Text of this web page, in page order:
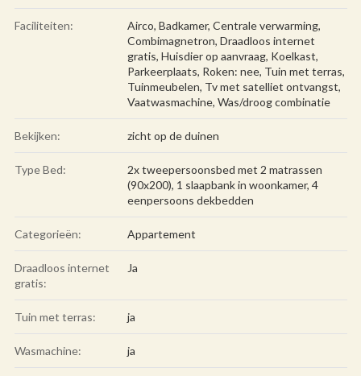
Faciliteiten: Airco, Badkamer, Centrale verwarming,
Combimagnetron, Draadloos internet
gratis, Huisdier op aanvraag, Koelkast,
Parkeerplaats, Roken: nee, Tuin met terras,
Tuinmeubelen, Tv met satelliet ontvangst,
Vaatwasmachine, Was/droog combinatie
Bekijken: zicht op de duinen
Type Bed:
2x tweepersoonsbed met 2 matrassen
(90x200), 1 slaapbank in woonkamer, 4
eenpersoons dekbedden
Categorieën: Appartement
Draadloos internet
gratis:
Ja
Tuin met terras: ja
Wasmachine: ja